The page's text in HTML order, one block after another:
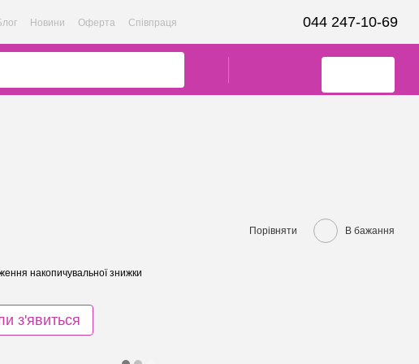
Новини Оферта Співпраця 044 247-10-69
Порівняти В бажання
накопичувальної знижки
з'явиться